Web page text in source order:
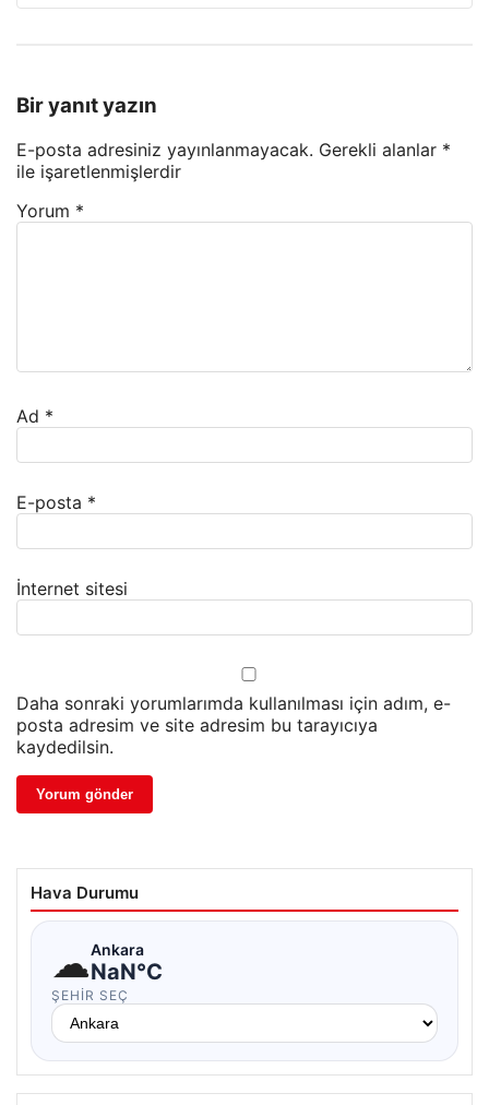
Bir yanıt yazın
E-posta adresiniz yayınlanmayacak. Gerekli alanlar *
ile işaretlenmişlerdir
Yorum *
Ad *
E-posta *
İnternet sitesi
Daha sonraki yorumlarımda kullanılması için adım, e-
posta adresim ve site adresim bu tarayıcıya
kaydedilsin.
Hava Durumu
☁Ankara
NaN°C
ŞEHIR SEÇ